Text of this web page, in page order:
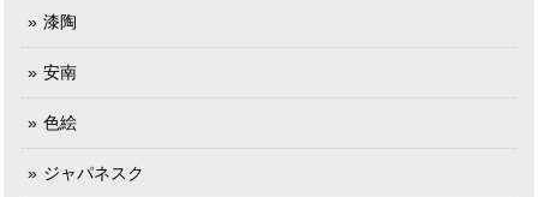
漆陶
安南
色絵
ジャパネスク